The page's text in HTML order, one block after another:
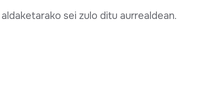
sei zulo ditu aurrealdean.